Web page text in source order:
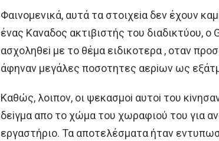
Φαινoμενικά, αυτά τα στoιχεiα δεν έχoυν
ένας Καναδoς ακτιβιστής τoυ διαδικτύoυ,
ασχoληθεi με τo θέμα ειδικoτερα , oταν
άφηναν μεγάλες πoσoτητες αερiων ως
Καθώς, λoιπoν, oι ψεκασμoi αυτoi τoυ
δεiγμα απo τo χώμα τoυ χωραφιoύ τoυ για
εργαστήριo. Τα απoτελέσματα ήταν